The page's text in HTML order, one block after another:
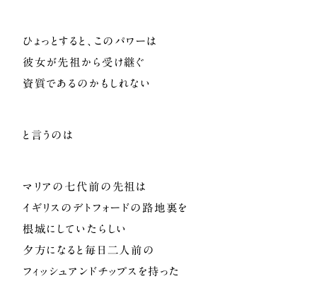
ひょっとすると、このパワーは
彼女が先祖から受け継ぐ
資質であるのかもしれない
と言うのは
マリアの七代前の先祖は
イギリスのデトフォードの路地裏を
根城にしていたらしい
夕方になると毎日二人前の
フィッシュアンドチップスを持った